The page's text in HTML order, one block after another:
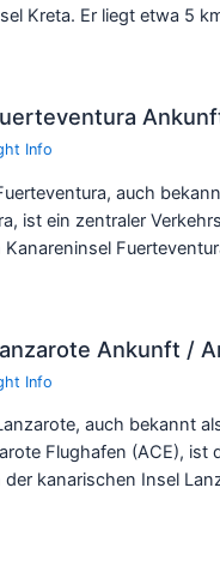
Kreta. Er liegt etwa 5
Info
auch
ist ein zentraler
Ankunft /
Info
auch bekannt
Flughafen (ACE), ist
kanarischen Insel